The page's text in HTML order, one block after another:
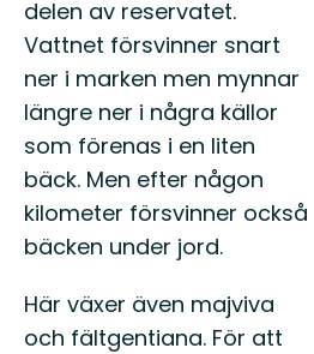
delen av reservatet.
Vattnet försvinner snart
ner i marken men mynnar
längre ner i några källor
som förenas i en liten
bäck. Men efter någon
kilometer försvinner också
bäcken under jord.
Här växer även majviva
och fältgentiana. För att